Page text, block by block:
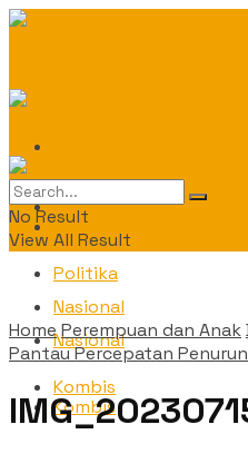
Politika
Nasional
Kombis
Daerah
Politika
Nasional
Kombis
No Result
View All Result
HomePerempuan dan Anak
Pantau Percepatan